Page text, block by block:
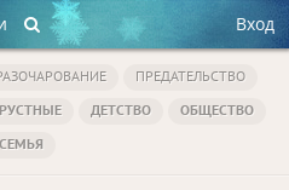
Вход
ПРЕДАТЕЛЬСТВО
ДЕТСТВО
ОБЩЕСТВО
СЕМЬЯ